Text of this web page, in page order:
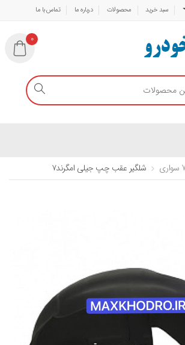
سبد خرید محصولات درباره ما تماس با ما
0
شلگیر عقب چپ جیلی امگرند۷